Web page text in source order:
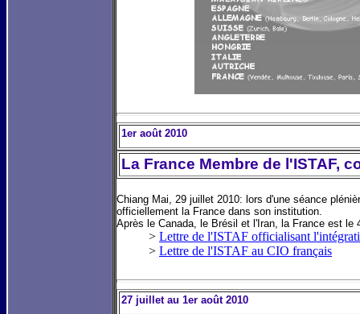
1er août 2010
La France Membre de l'ISTAF,
Chiang Mai, 29 juillet 2010: lors d'une séance
officiellement la France dans son institution.
Après le Canada, le Brésil et l'Iran, la France est le
> Lettre de l'ISTAF officialisant
> Lettre de l'ISTAF au CIO français
27 juillet au 1er août 2010